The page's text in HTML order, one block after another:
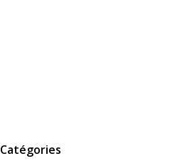
Catégories